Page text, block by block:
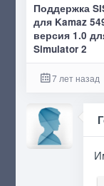
Поддержка
для Kamaz
версия 1.0
Simulator 2
7 лет назад